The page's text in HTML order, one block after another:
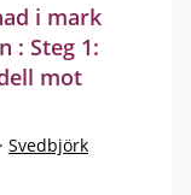
i mark
: Steg 1:
mot
· Svedbjörk